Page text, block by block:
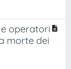
operatori
morte dei